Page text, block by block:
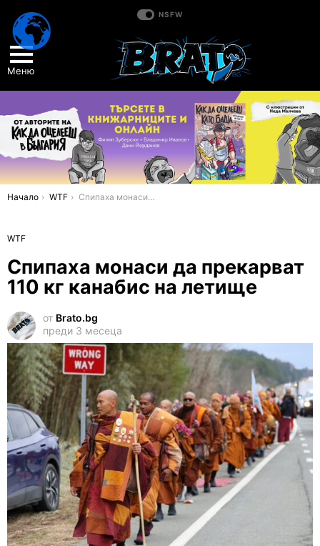
NSFW
Меню
You are here:
Начало WTF Спипаха монаси да прекарват 110 кг канабис на летище
WTF
Спипаха монаси да прекарват
110 кг канабис на летище
от Brato.bg
преди 3 месеца